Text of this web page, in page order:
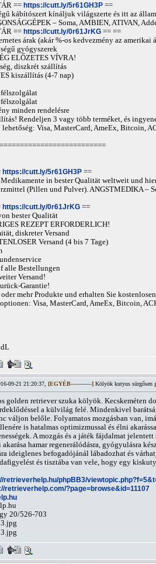
== https://cutt.ly/5r61GH3P ==
kábítószert kínáljuk világszerte és itt az
– Soma, AMBIEN, ATIVAN,
== https://cutt.ly/0r61JrKG == ==
árak (akár %-os kedvezmény az amerikai
gyógyszerek
ELŐZETES VÍVRA!
diszkrét szállítás
kiszállítás (4-7 nap)
minden rendelésre
Rendeljen 3 vagy több terméket, és
lehetőség: Visa, MasterCard, AmeEx, Bitcoin,
https://cutt.ly/5r61GH3P ==
in bester Qualität weltweit und
(Pillen und Pulver). ANGSTMEDIKA –
https://cutt.ly/0r61JrKG ==
bester Qualität
REZEPT ERFORDERLICH!
diskreter Versand
Versand (4 bis 7 Tage)
alle Bestellungen
Versand!
Garantie!
mehr Produkte und erhalten Sie
Visa, MasterCard, AmeEx, Bitcoin,
09-21 21:20:37, [EGYÉB------------] Kölyök kutyus sürgősen
golden retriever szuka kölyök. Kecskeméten
a külvilág felé. Mindenkivel
váljon belőle. Folyamatos mozgásban van,
is hatalmas optimizmussal és élni
A mozgás és a játék fájdalmat
akarása hamar regenerálódásra, gyógyulásra
ideiglenes befogadójánál lábadozhat és
és tisztába van vele, hogy egy
retrieverhelp.hu/phpBB3/
retrieverhelp.com/?page=browse&id=11107
20/526-703